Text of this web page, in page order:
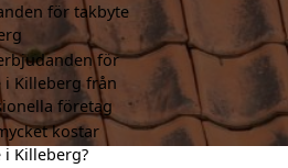
för takbyte
för
i Killeberg från
företag
kostar
i Killeberg?